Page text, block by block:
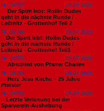
Nr. 18787
26.07.2026
Der Spirit lebt: Rollin Dudes
geht in die nächste Runde /
Leibnitz - Grottenhof Teil 2
Nr. 18786
26.07.2026
​Der Spirit lebt: Rollin Dudes
geht in die nächste Runde /
Leibnitz - Grottenhof Teil1
Nr. 18785
26.07.2026
Abschied von Pfarrer Charles
Nr. 18784
26.07.2026
Herz Jesu Kirche – 25 Jahre
Priester
Nr. 18783
25.07.2026
​Letzte Verlosung bei der
Sparverein-Aushebung